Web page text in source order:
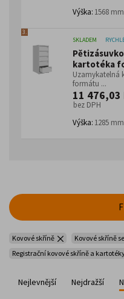
Výška: 1568 mm
3.
SKLADEM
kartotéka
Uzamykatelná
formátu ...
11 476,03
bez DPH
Výška: 1285 mm
Kovové skříně
Kovové skříně
Registrační kovové skříně a
Nejlevnější Nejdražší